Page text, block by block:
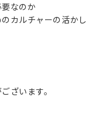
なのか
カルチャーの活かし
ざいます。